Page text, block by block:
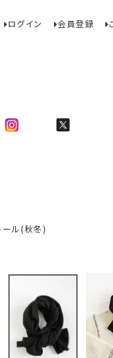
ログイン 会員登録
ール(秋冬)